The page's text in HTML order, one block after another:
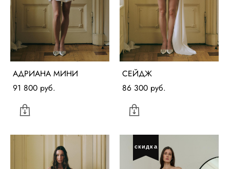
АДРИАНА МИНИ
91 800 pуб.
СЕЙДЖ
86 300 pуб.
скидка